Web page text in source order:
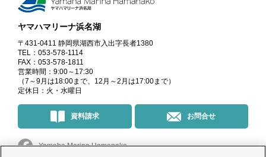
ヤマハマリーナ浜名湖
〒431-0411 静岡県湖西市入出字長者1380
TEL：053-578-1114
FAX：053-578-1811
営業時間：9:00～17:30
（7～9月は18:00まで、12月～2月は17:00まで）
定休日：火・水曜日
資料請求 お問合せ
Yamaha Marina Hamanako